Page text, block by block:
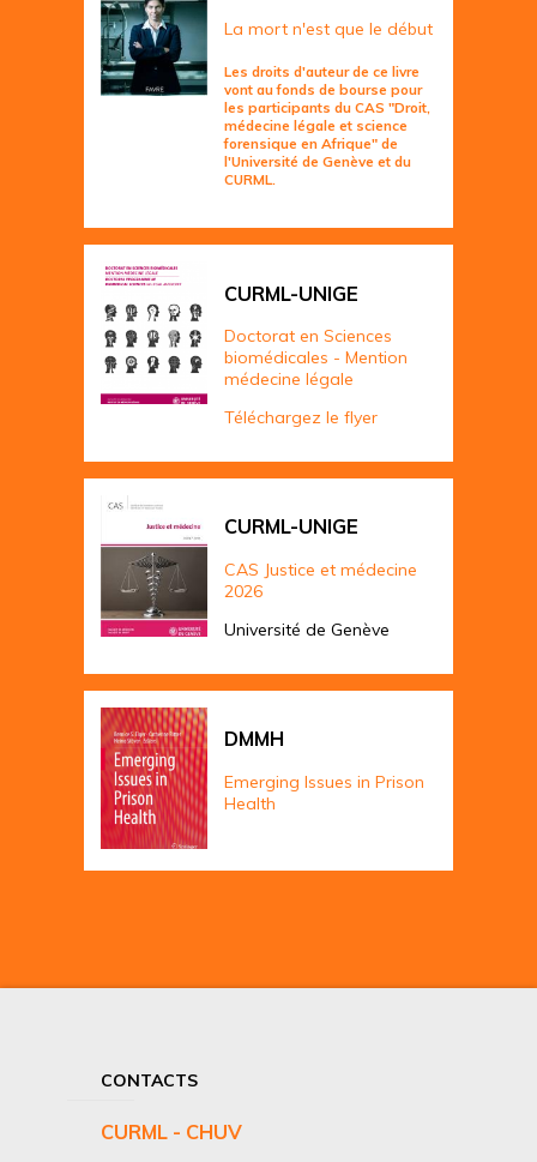
La mort n'est que le début
Les droits d'auteur de ce livre
vont au fonds de bourse pour
les participants du CAS "Droit,
médecine légale et science
forensique en Afrique" de
l'Université de Genève et du
CURML.
CURML-UNIGE
Doctorat en Sciences
biomédicales - Mention
médecine légale
Téléchargez le flyer
CURML-UNIGE
CAS Justice et médecine
2026
Université de Genève
DMMH
Emerging Issues in Prison
Health
CONTACTS
CURML - CHUV